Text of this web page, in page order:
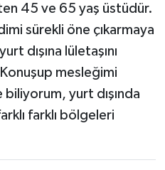
45 ve 65 yaş üstüdür.
sürekli öne çıkarmaya
dışına lületaşını
mesleğimi
yurt dışında
farklı bölgeleri